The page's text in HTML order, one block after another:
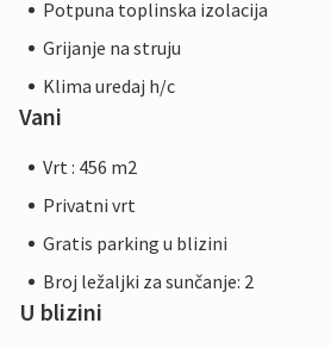
Potpuna toplinska izolacija
Grijanje na struju
Klima uredaj h/c
Vani
Vrt : 456 m2
Privatni vrt
Gratis parking u blizini
Broj ležaljki za sunčanje: 2
U blizini